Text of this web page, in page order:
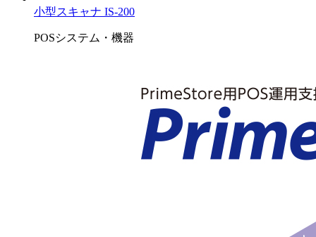
小型スキャナ IS-200
POSシステム・機器